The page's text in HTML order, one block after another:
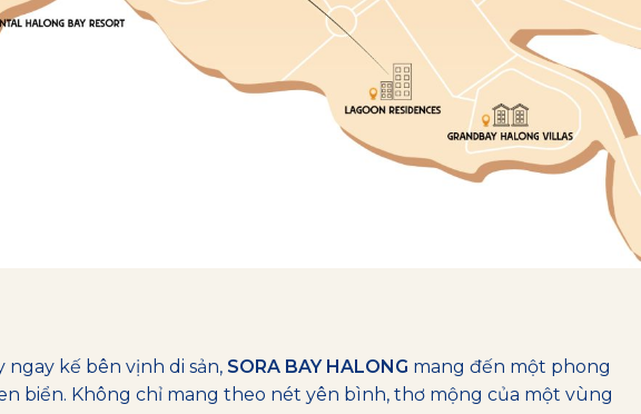
ngay kế bên vịnh di sản, SORA BAY HALONG mang đến một phong
biển. Không chỉ mang theo nét yên bình, thơ mộng của một vùng